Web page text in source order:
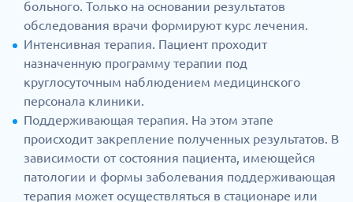
больного. Только на основании результатов
обследования врачи формируют курс лечения.
Интенсивная терапия. Пациент проходит
назначенную программу терапии под
круглосуточным наблюдением медицинского
персонала клиники.
Поддерживающая терапия. На этом этапе
происходит закрепление полученных результатов. В
зависимости от состояния пациента, имеющейся
патологии и формы заболевания поддерживающая
терапия может осуществляться в стационаре или